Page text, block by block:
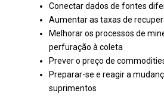
Conectar dados de fontes
Aumentar as taxas de
Melhorar os processos de
perfuração à coleta
Prever o preço de
Preparar-se e reagir a
suprimentos